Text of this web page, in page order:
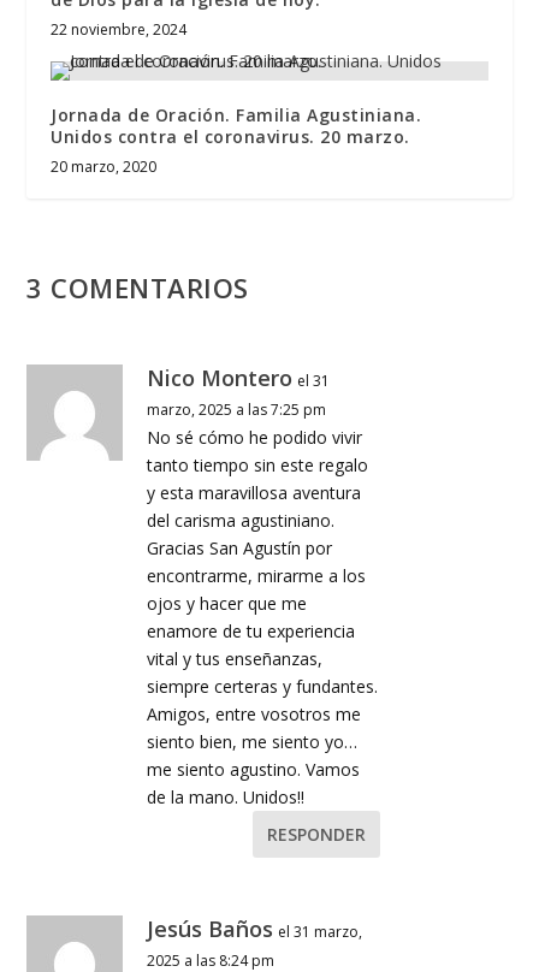
22 noviembre, 2024
Jornada de Oración. Familia Agustiniana.
Unidos contra el coronavirus. 20 marzo.
20 marzo, 2020
3 COMENTARIOS
Nico Montero el 31
marzo, 2025 a las 7:25 pm
No sé cómo he podido vivir
tanto tiempo sin este regalo
y esta maravillosa aventura
del carisma agustiniano.
Gracias San Agustín por
encontrarme, mirarme a los
ojos y hacer que me
enamore de tu experiencia
vital y tus enseñanzas,
siempre certeras y fundantes.
Amigos, entre vosotros me
siento bien, me siento yo…
me siento agustino. Vamos
de la mano. Unidos!!
RESPONDER
Jesús Baños el 31 marzo,
2025 a las 8:24 pm